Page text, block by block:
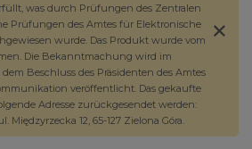
was durch Prüfungen des Zentralen
Prüfungen des Amtes für Elektronische
wurde. Das Produkt wurde vom
Die Bekanntmachung wird im
Beschluss des Präsidenten des Amtes
veröffentlicht. Das gekaufte
Adresse zurückgesendet werden:
Międzyrzecka 12, 65-127 Zielona Góra.